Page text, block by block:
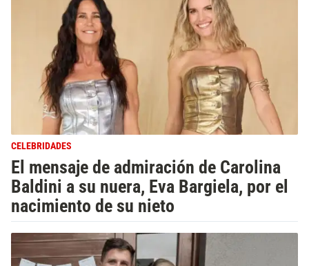
CELEBRIDADES
El mensaje de admiración de Carolina
Baldini a su nuera, Eva Bargiela, por el
nacimiento de su nieto